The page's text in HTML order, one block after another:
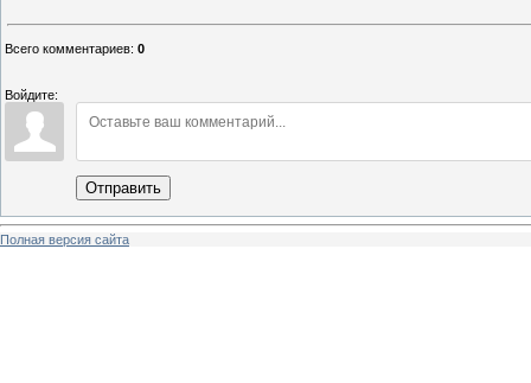
Всего комментариев: 0
Войдите:
Отправить
Полная версия сайта